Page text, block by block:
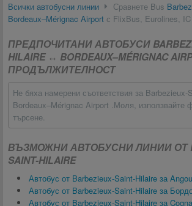
Всички автобусни линии Сравнете Bus
Bordeaux–Mérignac Airport с FlixBus, Eurolines,
ПРЕДПОЧИТАНИ АВТОБУСИ
HILAIRE ↔ BORDEAUX–MÉRIGNAC
ПРОДЪЛЖИТЕЛНОСТ
Не бяха намерени съответствия за
Bordeaux–Mérignac Airport .Моля, използвайте
търсене.
ВЪЗМОЖНИ АВТОБУСНИ ЛИНИИ ОТ
SAINT-HILAIRE
Автобус от Barbezieux-Saint-Hilaire за
Автобус от Barbezieux-Saint-Hilaire за
Автобус от Barbezieux-Saint-Hilaire за